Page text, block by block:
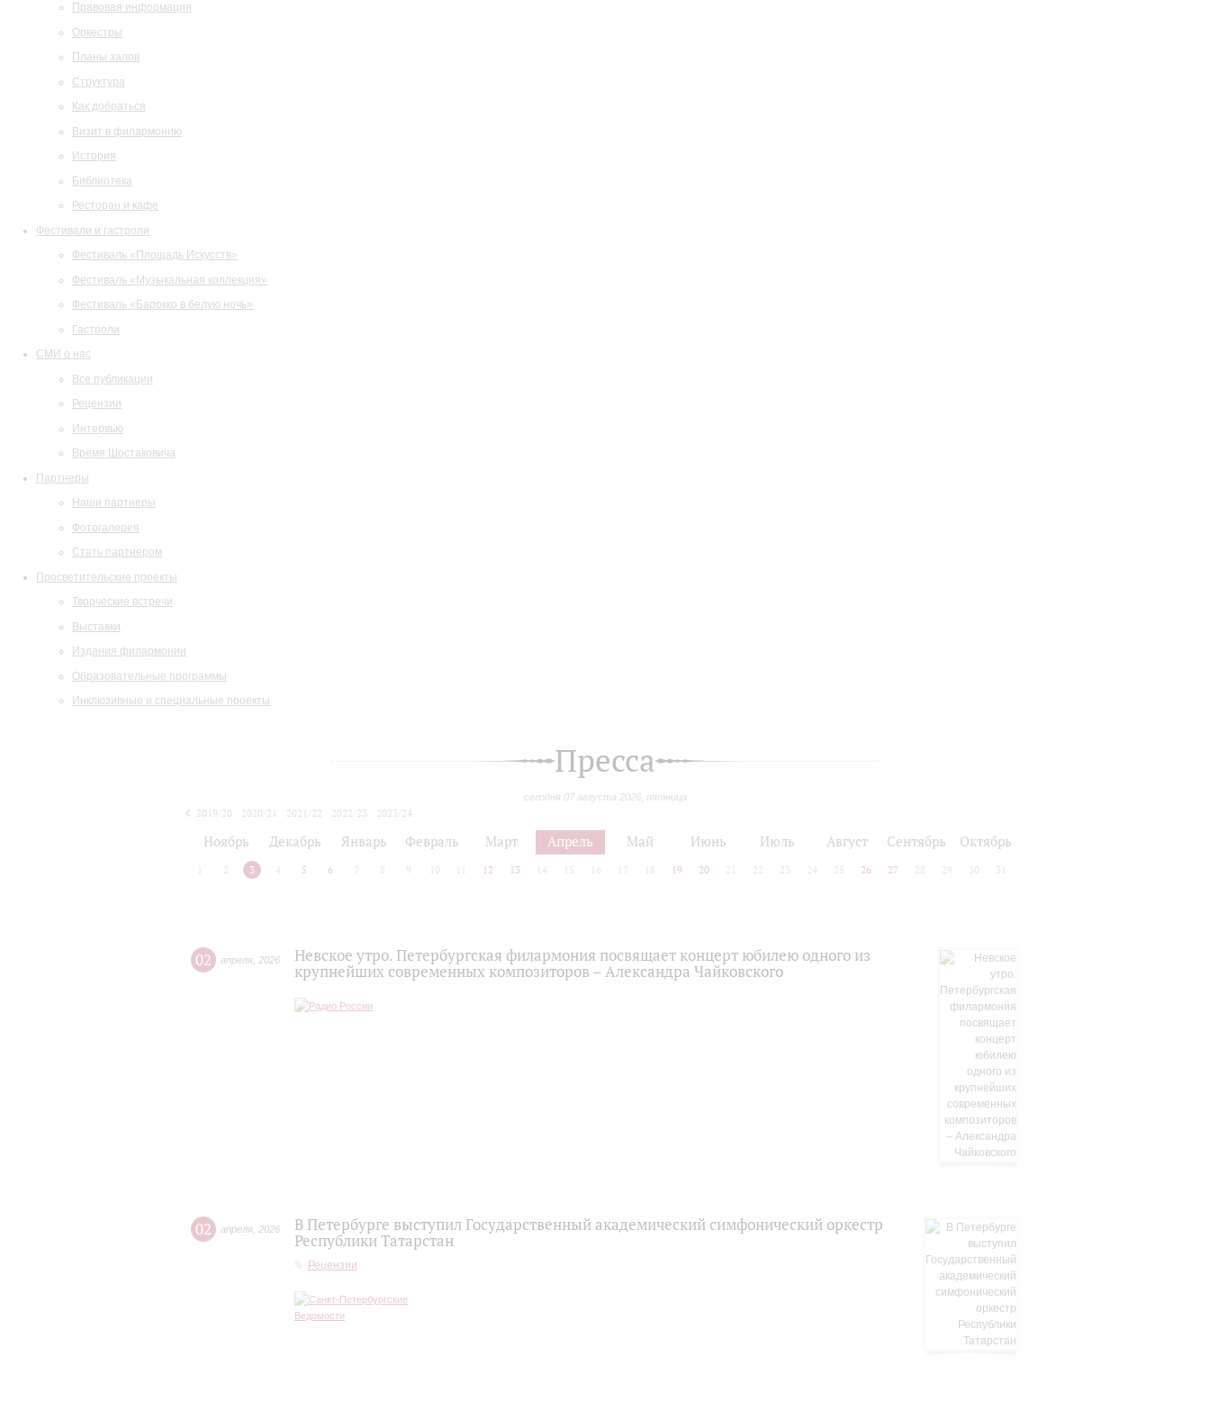
Правовая информация
Оркестры
Планы залов
Структура
Как добраться
Визит в филармонию
История
Библиотека
Ресторан и кафе
Фестивали и гастроли
Фестиваль «Площадь Искусств»
Фестиваль «Музыкальная коллекция»
Фестиваль «Барокко в белую ночь»
Гастроли
СМИ о нас
Все публикации
Рецензии
Интервью
Время Шостаковича
Партнеры
Наши партнеры
Фотогалерея
Стать партнером
Просветительские проекты
Творческие встречи
Выставки
Издания филармонии
Образовательные программы
Инклюзивные и специальные проекты
Пресса
сегодня 07 августа 2026, пятница
2019/20 2020/21 2021/22 2022/23
2023/24
Ноябрь Декабрь Январь Февраль Март Апрель Май Июнь Июль Август Сентябрь Октябрь
2 3 4 5 6 7 8 9 10 12 13 14 15 16 17 18 19 20 21 22 23 24 25 26 27 28 29 30 31
02 апреля 2026
Невское утро. Петербургская филармония посвящает концерт юбилею одного из
крупнейших современных композиторов – Александра Чайковского
02 апреля 2026
В Петербурге выступил Государственный академический симфонический оркестр
Республики Татарстан
Рецензии